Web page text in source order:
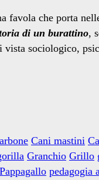
favola che porta
di un burattino,
sociologico,
Cani mastini
Granchio Grillo
Pappagallo pedagogia